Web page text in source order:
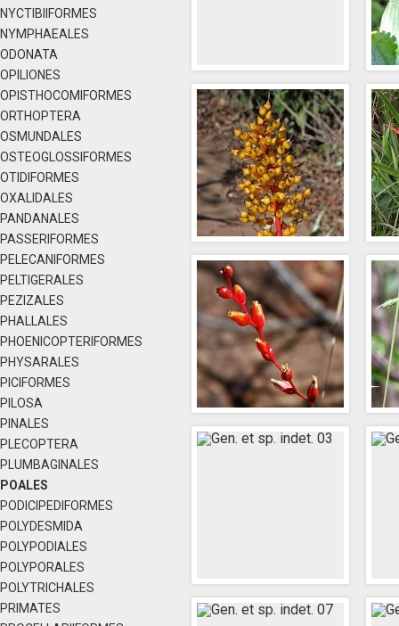
NYCTIBIIFORMES
NYMPHAEALES
ODONATA
OPILIONES
OPISTHOCOMIFORMES
ORTHOPTERA
OSMUNDALES
OSTEOGLOSSIFORMES
OTIDIFORMES
OXALIDALES
PANDANALES
PASSERIFORMES
PELECANIFORMES
PELTIGERALES
PEZIZALES
PHALLALES
PHOENICOPTERIFORMES
PHYSARALES
PICIFORMES
PILOSA
PINALES
PLECOPTERA
PLUMBAGINALES
POALES
PODICIPEDIFORMES
POLYDESMIDA
POLYPODIALES
POLYPORALES
POLYTRICHALES
PRIMATES